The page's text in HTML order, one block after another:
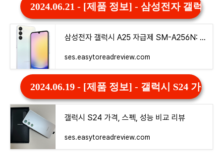
2024.06.21 - [제품 정보] - 삼성전자 갤럭시
삼성전자 갤럭시 A25 자급제 SM-A256N: 최고의 선택을 위한 완벽 가이드
ses.easytoreadreview.com
2024.06.19 - [제품 정보] - 갤럭시 S24 가격,
갤럭시 S24 가격, 스펙, 성능 비교 리뷰
ses.easytoreadreview.com